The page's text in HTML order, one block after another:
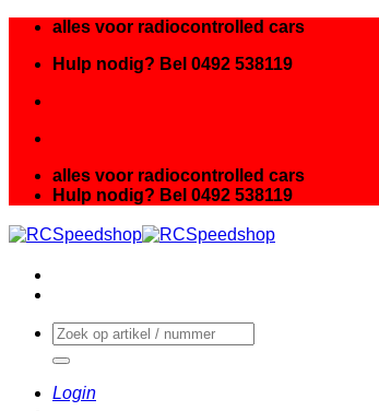
inhoud
alles voor radiocontrolled cars
Hulp nodig? Bel 0492 538119
alles voor radiocontrolled cars
Hulp nodig? Bel 0492 538119
Zoeken
naar:
Login